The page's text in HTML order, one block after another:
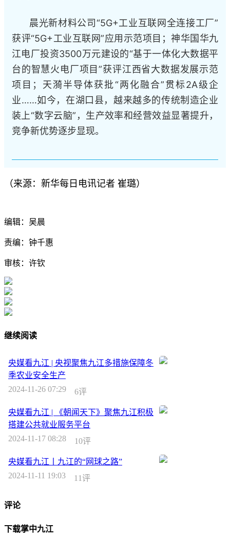
晨光新材料公司“5G+工业互联网全连接工厂”
获评“5G+工业互联网”应用示范项目；神华国华九
江电厂投资3500万元建设的“基于一体化大数据平
台的智慧火电厂项目”获评江西省大数据发展示范
项目；天漪半导体获批“两化融合”贯标2A级企
业……如今，在湖口县，越来越多的传统制造企业
装上“数字云脑”，生产效率和经营效益显著提升，
竞争新优势逐步显现。
（来源：新华每日电讯记者 崔璐）
编辑：吴晨
责编：钟千惠
审核：许钦
继续阅读
央媒看九江 | 央视聚焦九江多措施保障冬
季农业安全生产
2024-11-26 07:29
6评
央媒看九江 | 《朝闻天下》聚焦九江积极
搭建公共就业服务平台
2024-11-17 08:28
10评
央媒看九江丨九江的“网球之路”
2024-11-11 19:03
11评
评论
下载掌中九江